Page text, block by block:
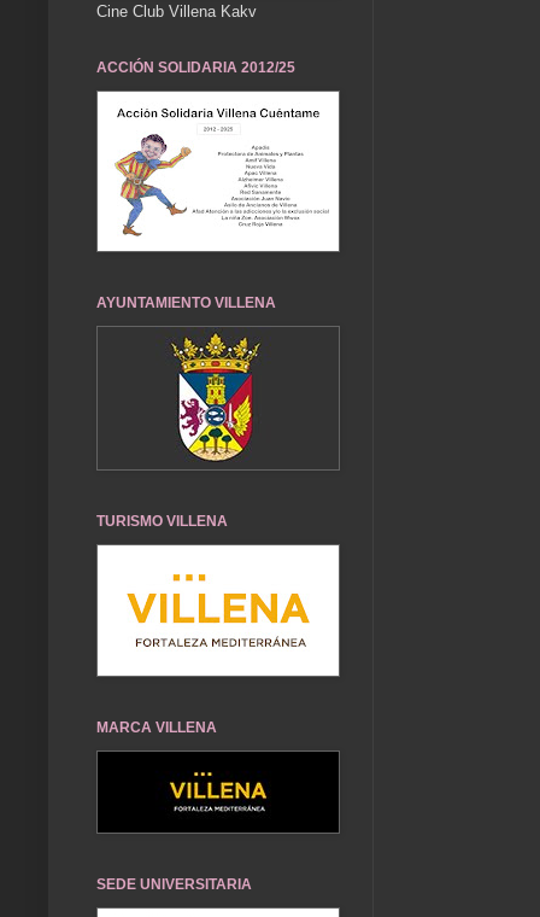
Cine Club Villena Kakv
ACCIÓN SOLIDARIA 2012/25
AYUNTAMIENTO VILLENA
TURISMO VILLENA
MARCA VILLENA
SEDE UNIVERSITARIA